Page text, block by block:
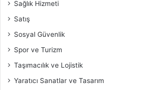
Sağlık Hizmeti
Satış
Sosyal Güvenlik
Spor ve Turizm
Taşımacılık ve Lojistik
Yaratıcı Sanatlar ve Tasarım